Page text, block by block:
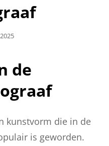
de
kunstvorm die in de
is geworden.